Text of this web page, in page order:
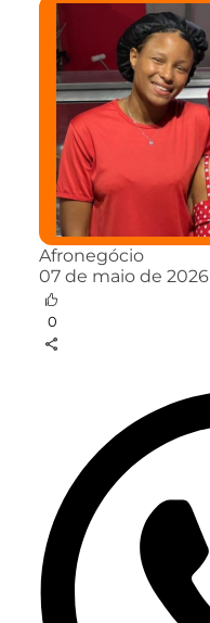
Afronegócio
07 de maio de 2026
0